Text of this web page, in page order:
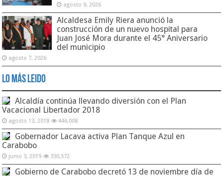
agosto 9, 2026
Alcaldesa Emily Riera anunció la
construcción de un nuevo hospital para
Juan José Mora durante el 45° Aniversario
del municipio
agosto 7, 2026
Lo Más Leido
Alcaldía continúa llevando diversión con el Plan
Vacacional Libertador 2018
agosto 13, 2018 446,008
Gobernador Lacava activa Plan Tanque Azul en
Carabobo
junio 3, 2019 330,572
Gobierno de Carabobo decretó 13 de noviembre día de